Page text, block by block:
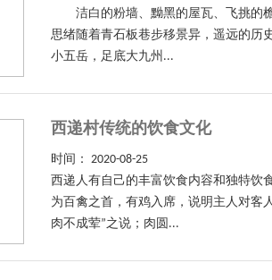
洁白的粉墙、黝黑的屋瓦、飞挑的檐
思绪随着青石板巷步移景异，遥远的
小五岳，足底大九州...
西递村传统的饮食文化
时间： 2020-08-25
西递人有自己的丰富饮食内容和独特饮
为百禽之首，有鸡入席，说明主人对客
肉不成荤”之说；肉圆...